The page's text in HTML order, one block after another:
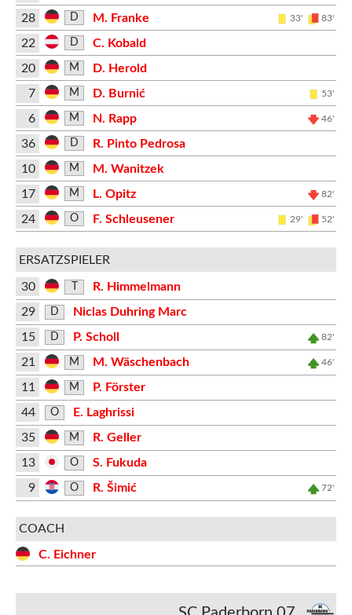
28 D M. Franke 33' 83'
22 D
C. Kobald
20
M
D. Herold
7
M D. Burnić 53'
6 M N. Rapp 46'
36 D
R. Pinto Pedrosa
10
M
M. Wanitzek
17
M L. Opitz 82'
24 O F. Schleusener 29' 52'
ERSATZSPIELER
30
R. Himmelmann
29
D
Niclas Duhring Marc
15
D P. Scholl 82'
21 M M. Wäschenbach 46'
11 M
P. Förster
44
O
E. Laghrissi
35
M
R. Geller
13
O
S. Fukuda
9
O R. Šimić 72'
COACH
C. Eichner